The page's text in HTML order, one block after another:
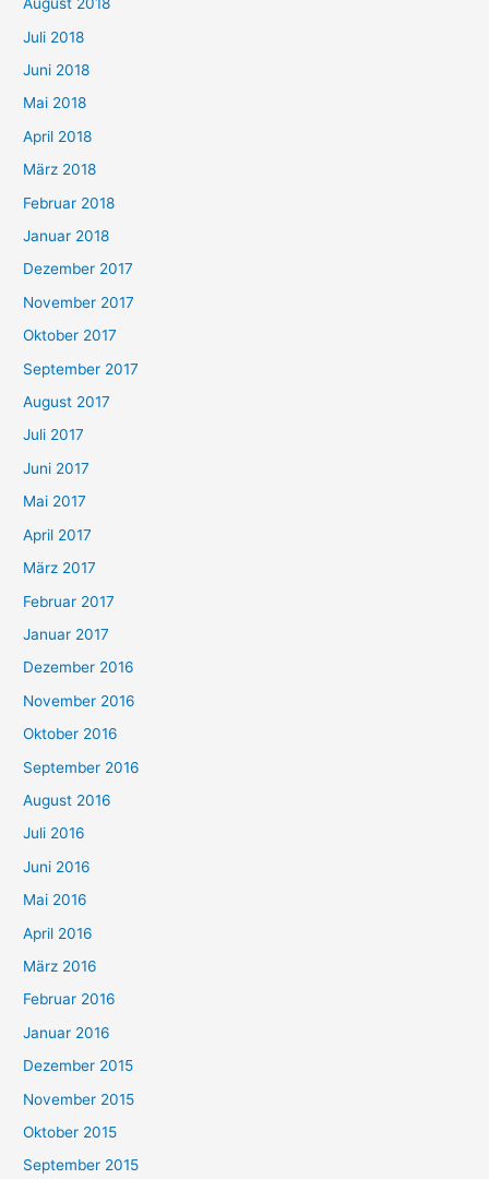
August 2018
Juli 2018
Juni 2018
Mai 2018
April 2018
März 2018
Februar 2018
Januar 2018
Dezember 2017
November 2017
Oktober 2017
September 2017
August 2017
Juli 2017
Juni 2017
Mai 2017
April 2017
März 2017
Februar 2017
Januar 2017
Dezember 2016
November 2016
Oktober 2016
September 2016
August 2016
Juli 2016
Juni 2016
Mai 2016
April 2016
März 2016
Februar 2016
Januar 2016
Dezember 2015
November 2015
Oktober 2015
September 2015